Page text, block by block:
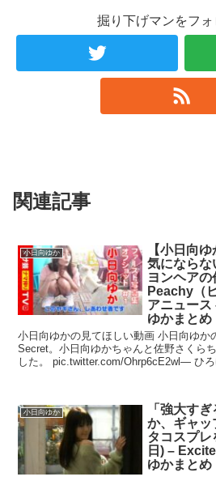
掘り下げマンをフォ
関連記事
小日向ゆか
【小日向
気にならな
ヨンヘア
Peachy（
アニュー
ゆかまとめ
小日向ゆかの見てほしい動画 小日向ゆか
Secret。小日向ゆかちゃんと佐野さくら
した。 pic.twitter.com/Ohrp6cE2wl— ひろ
小日向ゆか
「強大す
か、ギャッ
タコスプ
日) –
ゆかまとめ